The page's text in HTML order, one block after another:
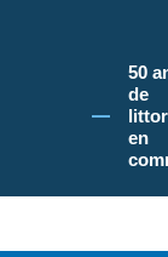
du littoral, vous
50
de
en